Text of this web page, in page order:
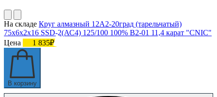
На складе Круг алмазный 12А2-20град (тарельчатый)
75х6х2х16 SSD-2(АС4) 125/100 100% В2-01 11,4 карат "CNIC"
Цена
1 835₽
В корзину